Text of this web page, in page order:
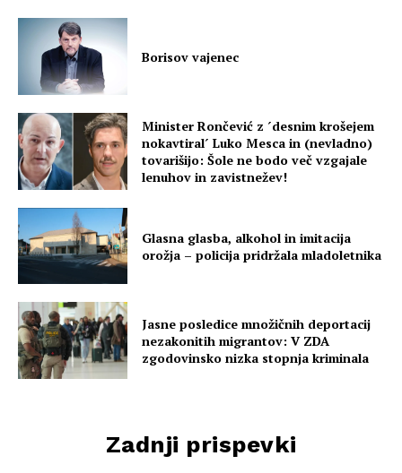
Borisov vajenec
Minister Rončević z ´desnim krošejem
nokavtiral´ Luko Mesca in (nevladno)
tovarišijo: Šole ne bodo več vzgajale
lenuhov in zavistnežev!
Glasna glasba, alkohol in imitacija
orožja – policija pridržala mladoletnika
Jasne posledice množičnih deportacij
nezakonitih migrantov: V ZDA
zgodovinsko nizka stopnja kriminala
Zadnji prispevki